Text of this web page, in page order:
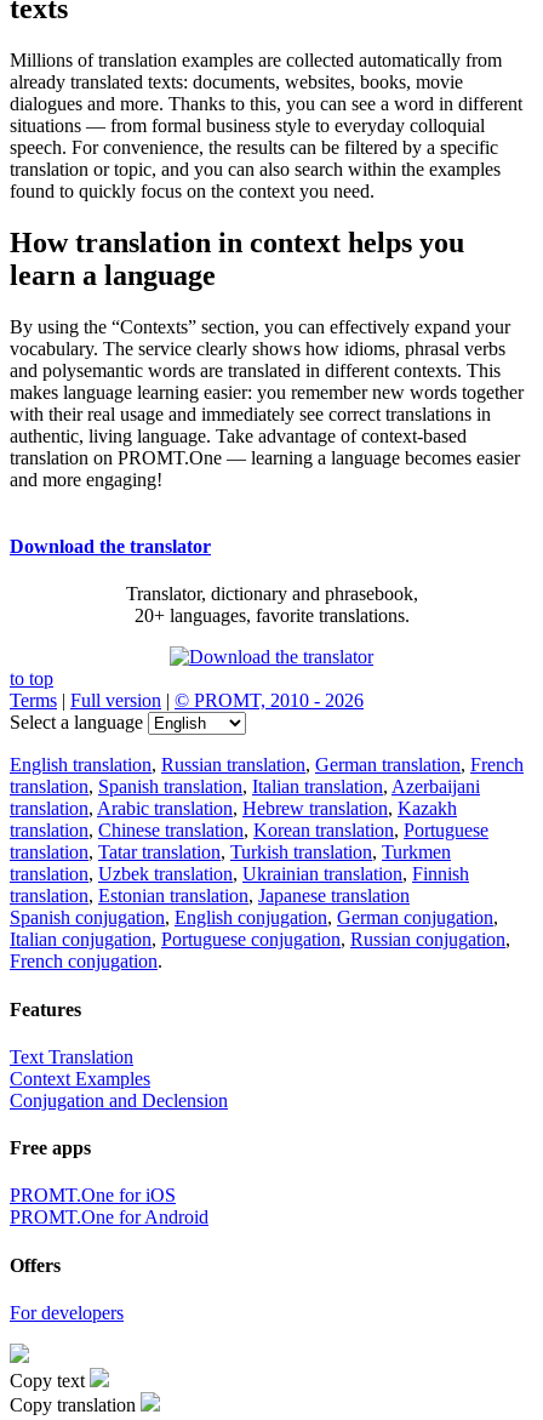
texts
Millions of translation examples are collected automatically from
already translated texts: documents, websites, books, movie
dialogues and more. Thanks to this, you can see a word in different
situations — from formal business style to everyday colloquial
speech. For convenience, the results can be filtered by a specific
translation or topic, and you can also search within the examples
found to quickly focus on the context you need.
How translation in context helps you
learn a language
By using the “Contexts” section, you can effectively expand your
vocabulary. The service clearly shows how idioms, phrasal verbs
and polysemantic words are translated in different contexts. This
makes language learning easier: you remember new words together
with their real usage and immediately see correct translations in
authentic, living language. Take advantage of context-based
translation on PROMT.One — learning a language becomes easier
and more engaging!
Download the translator
Translator, dictionary and phrasebook,
20+ languages, favorite translations.
to top
Terms | Full version | © PROMT, 2010 - 2026
Select a language
English translation, Russian translation, German translation, French
translation, Spanish translation, Italian translation, Azerbaijani
translation, Arabic translation, Hebrew translation, Kazakh
translation, Chinese translation, Korean translation, Portuguese
translation, Tatar translation, Turkish translation, Turkmen
translation, Uzbek translation, Ukrainian translation, Finnish
translation, Estonian translation, Japanese translation
Spanish conjugation, English conjugation, German conjugation,
Italian conjugation, Portuguese conjugation, Russian conjugation,
French conjugation.
Features
Text Translation
Context Examples
Conjugation and Declension
Free apps
PROMT.One for iOS
PROMT.One for Android
Offers
For developers
Copy text
Copy translation